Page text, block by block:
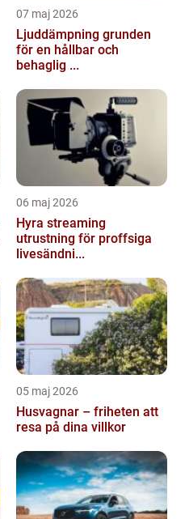
07 maj 2026
Ljuddämpning grunden
för en hållbar och
behaglig ...
06 maj 2026
Hyra streaming
utrustning för proffsiga
livesändni...
05 maj 2026
Husvagnar – friheten att
resa på dina villkor